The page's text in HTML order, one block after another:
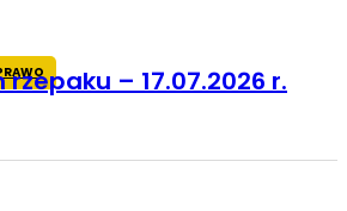
– 17.07.2026 r.